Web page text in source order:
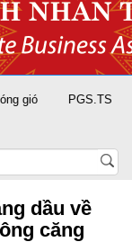
gió PGS.TS
dầu về
căng